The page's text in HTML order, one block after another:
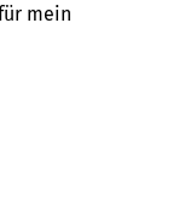
mein